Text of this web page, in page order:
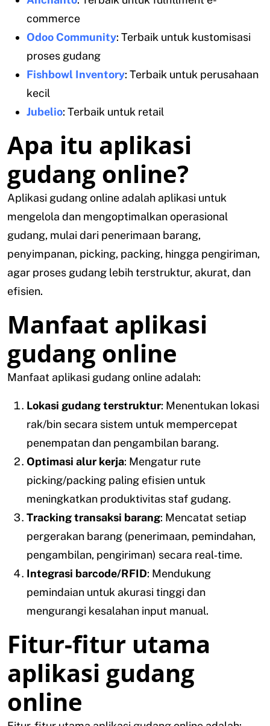
commerce
Odoo Community: Terbaik untuk kustomisasi
proses gudang
Fishbowl Inventory: Terbaik untuk perusahaan
kecil
Jubelio: Terbaik untuk retail
Apa itu aplikasi
gudang online?
Aplikasi gudang online adalah aplikasi untuk
mengelola dan mengoptimalkan operasional
gudang, mulai dari penerimaan barang,
penyimpanan, picking, packing, hingga pengiriman,
agar proses gudang lebih terstruktur, akurat, dan
efisien.
Manfaat aplikasi
gudang online
Manfaat aplikasi gudang online adalah:
Lokasi gudang terstruktur: Menentukan lokasi
rak/bin secara sistem untuk mempercepat
penempatan dan pengambilan barang.
Optimasi alur kerja: Mengatur rute
picking/packing paling efisien untuk
meningkatkan produktivitas staf gudang.
Tracking transaksi barang: Mencatat setiap
pergerakan barang (penerimaan, pemindahan,
pengambilan, pengiriman) secara real‑time.
Integrasi barcode/RFID: Mendukung
pemindaian untuk akurasi tinggi dan
mengurangi kesalahan input manual.
Fitur-fitur utama
aplikasi gudang
online